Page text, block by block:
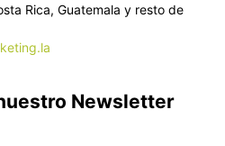
Rica, Guatemala y resto de
Newsletter